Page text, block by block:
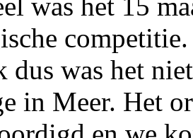
was het
in Meer. Het